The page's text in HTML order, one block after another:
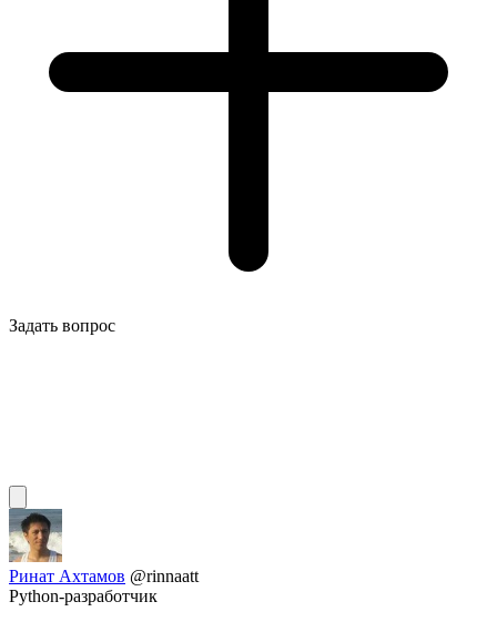
Задать вопрос
Ринат Ахтамов @rinnaatt
Python-разработчик